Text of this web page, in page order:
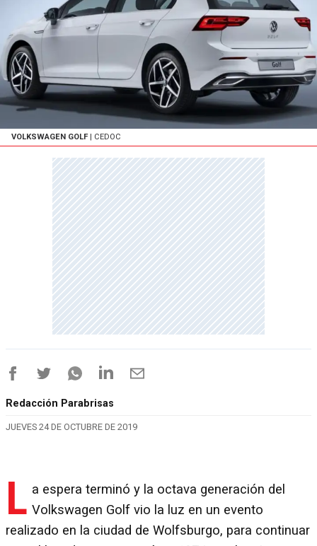
VOLKSWAGEN GOLF | CEDOC
Redacción Parabrisas
JUEVES 24 DE OCTUBRE DE 2019
L a espera terminó y la octava generación del
Volkswagen Golf vio la luz en un evento
realizado en la ciudad de Wolfsburgo, para continuar